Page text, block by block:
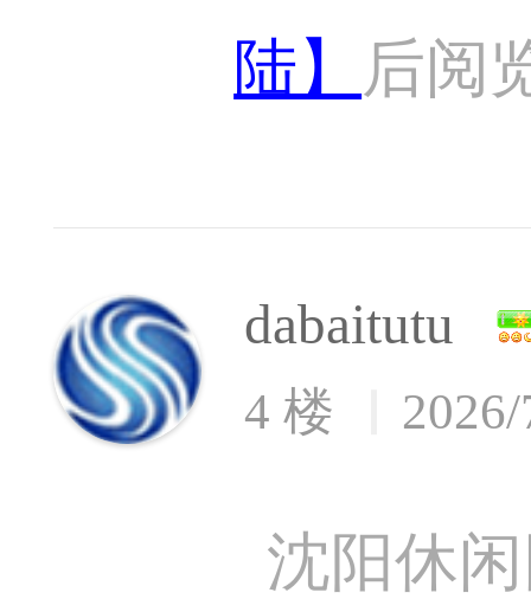
陆】
后阅
dabaitutu
4 楼
沈阳休